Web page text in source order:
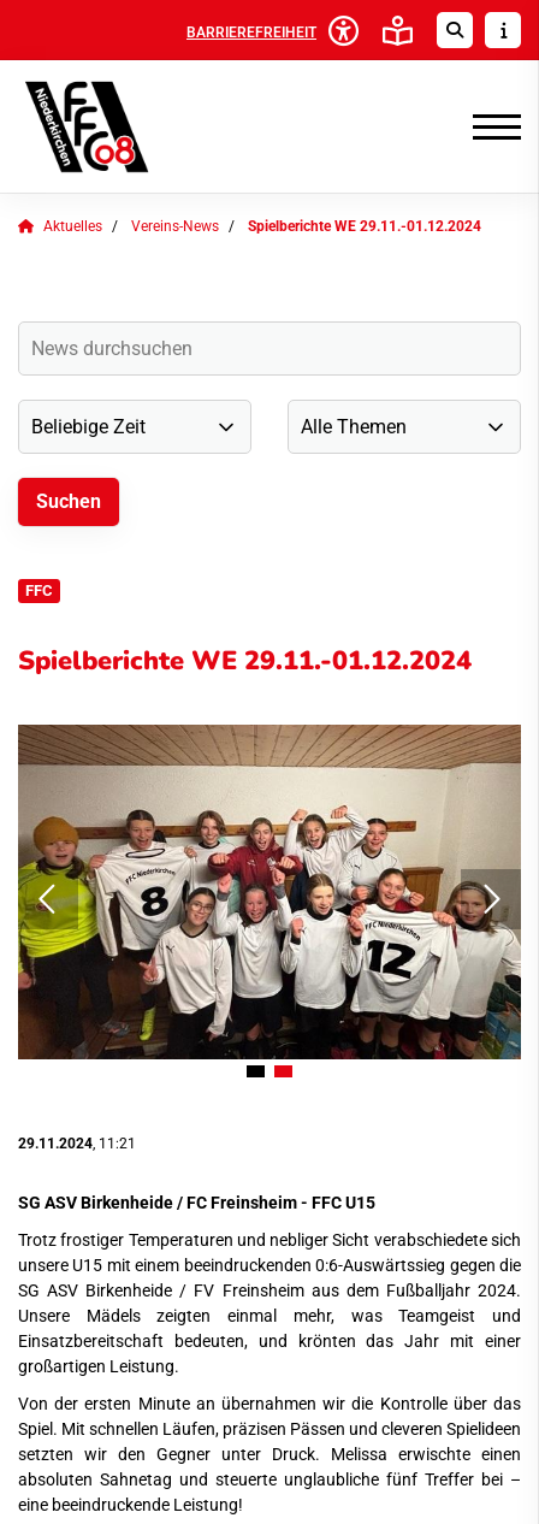
BARRIEREFREIHEIT
Aktuelles Vereins-News Spielberichte WE 29.11.-01.12.2024
FFC
Spielberichte WE 29.11.-01.12.2024
29.11.2024, 11:21
SG ASV Birkenheide / FC Freinsheim - FFC U15
Trotz frostiger Temperaturen und nebliger Sicht verabschiedete sich
unsere U15 mit einem beeindruckenden 0:6-Auswärtssieg gegen die
SG ASV Birkenheide / FV Freinsheim aus dem Fußballjahr 2024.
Unsere Mädels zeigten einmal mehr, was Teamgeist und
Einsatzbereitschaft bedeuten, und krönten das Jahr mit einer
großartigen Leistung.
Von der ersten Minute an übernahmen wir die Kontrolle über das
Spiel. Mit schnellen Läufen, präzisen Pässen und cleveren Spielideen
setzten wir den Gegner unter Druck. Melissa erwischte einen
absoluten Sahnetag und steuerte unglaubliche fünf Treffer bei –
eine beeindruckende Leistung!